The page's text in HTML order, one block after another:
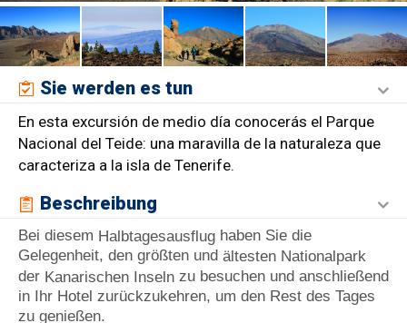
Sie werden es tun
En esta excursión de medio día conocerás el Parque
Nacional del Teide: una maravilla de la naturaleza que
caracteriza a la isla de Tenerife.
Beschreibung
Bei diesem Halbtagesausflug haben Sie die
Gelegenheit, den größten und ältesten Nationalpark
der Kanarischen Inseln zu besuchen und anschließend
in Ihr Hotel zurückzukehren, um den Rest des Tages
zu genießen.